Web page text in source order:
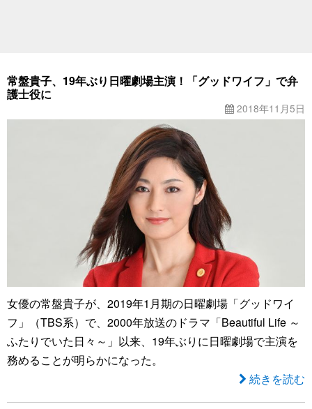
常盤貴子、19年ぶり日曜劇場主演！「グッドワイフ」で弁
護士役に
2018年11月5日
女優の常盤貴子が、2019年1月期の日曜劇場「グッドワイ
フ」（TBS系）で、2000年放送のドラマ「Beautiful Life ～
ふたりでいた日々～」以来、19年ぶりに日曜劇場で主演を
務めることが明らかになった。
続きを読む